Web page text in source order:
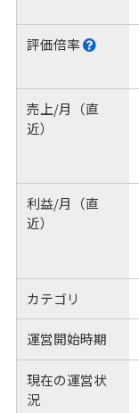
評価倍率
売上/月（直
近）
利益/月（直
近）
カテゴリ
運営開始時期
現在の運営状
況